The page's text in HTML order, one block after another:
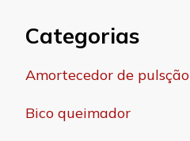
Categorias
Amortecedor de pulsção
Bico queimador